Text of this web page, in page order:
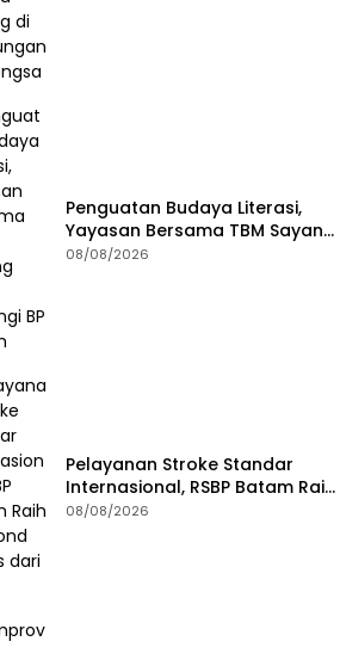
Penguatan Budaya Literasi,
Yayasan Bersama TBM Sayang
Anak Kunjungi BP Batam
08/08/2026
Pelayanan Stroke Standar
Internasional, RSBP Batam Raih
Diamond Status dari WSO
08/08/2026